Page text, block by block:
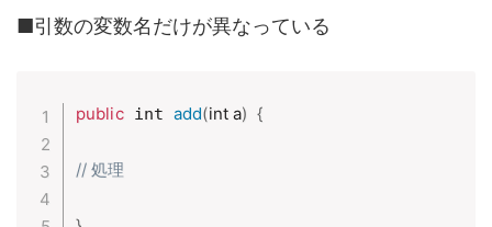
■引数の変数名だけが異なっている
public int add(int a) {
// 処理